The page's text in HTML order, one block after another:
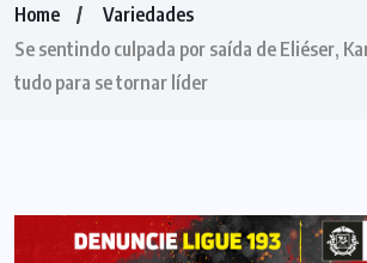
Home
Variedades
Se sentindo culpada por saída de Eliéser,
tudo para se tornar líder